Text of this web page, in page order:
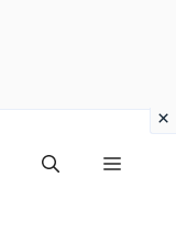
Menu